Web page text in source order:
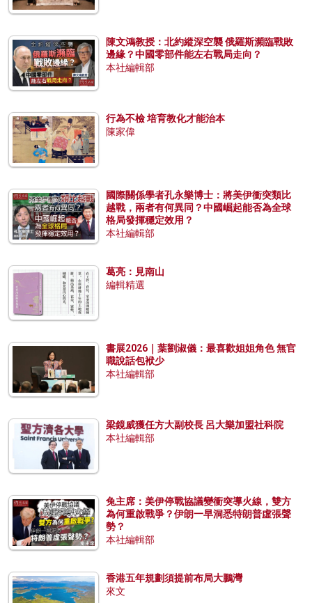
陳文鴻教授：北約縱深空襲 俄羅斯瀕臨戰敗
邊緣？中國零部件能左右戰局走向？
本社編輯部
行為不檢 培育教化才能治本
陳家偉
國際關係學者孔永樂博士：將美伊衝突類比
越戰，兩者有何異同？中國崛起能否為全球
格局發揮穩定效用？
本社編輯部
葛亮：見南山
編輯精選
書展2026｜葉劉淑儀：最喜歡姐姐角色 無官
職說話包袱少
本社編輯部
梁鏡威獲任方大副校長 呂大樂加盟社科院
本社編輯部
兔主席：美伊停戰協議變衝突導火線，雙方
為何重啟戰爭？伊朗一早洞悉特朗普虛張聲
勢？
本社編輯部
香港五年規劃須提前布局大鵬灣
來文